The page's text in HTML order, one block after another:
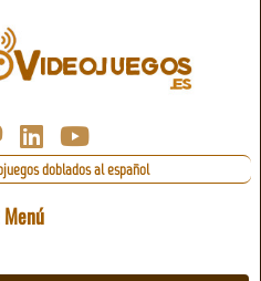
doblados al español
Menú